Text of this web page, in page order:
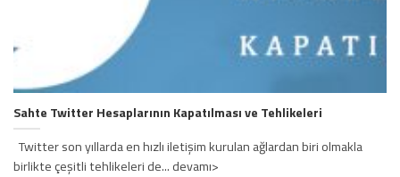
Sahte Twitter Hesaplarının Kapatılması ve Tehlikeleri
Twitter son yıllarda en hızlı iletişim kurulan ağlardan biri olmakla
birlikte çeşitli tehlikeleri de... devamı>